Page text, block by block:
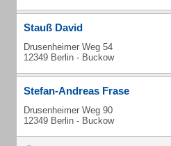
Stauß David
Drusenheimer Weg 54
12349 Berlin - Buckow
Stefan-Andreas Frase
Drusenheimer Weg 90
12349 Berlin - Buckow